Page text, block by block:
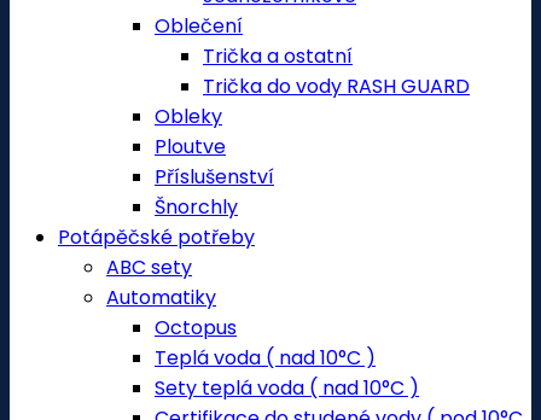
Oblečení
Trička a ostatní
Trička do vody RASH GUARD
Obleky
Ploutve
Příslušenství
Šnorchly
Potápěčské potřeby
ABC sety
Automatiky
Octopus
Teplá voda ( nad 10°C )
Sety teplá voda ( nad 10°C )